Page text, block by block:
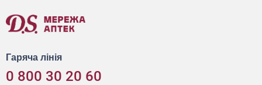
Гаряча лінія
0 800 30 20 60